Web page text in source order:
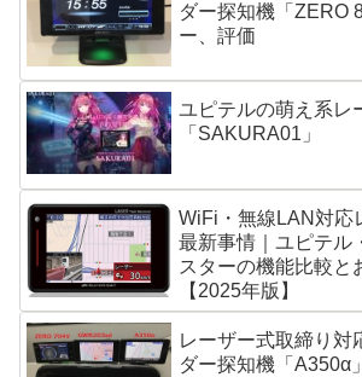
ダー探知機「ZERO
ー、評価
ユピテルの萌え系レ
「SAKURA01」
WiFi・無線LAN対応
最新事情｜ユピテル
スターの機能比較と
【2025年版】
レーザー式取締り対
ダー探知機「A350α